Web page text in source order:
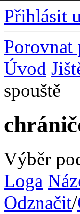
Přihlásit
Úvod
spouště
Výběr
Loga
Odznačit/